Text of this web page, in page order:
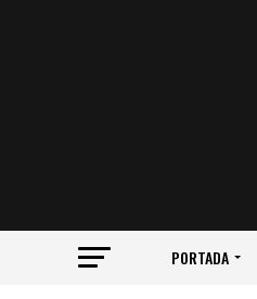
PORTADA